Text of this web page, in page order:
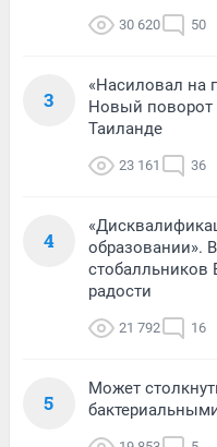
30 620 50
3
«Насиловал на
Новый поворот
Таиланде
23 161 36
4
образовании».
стобалльников
радости
21 792 16
5
Может